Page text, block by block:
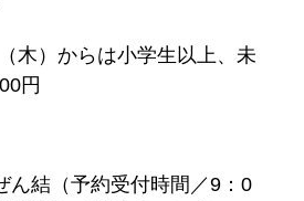
木）からは小学生以上、未
円
ん結（予約受付時間／9：0